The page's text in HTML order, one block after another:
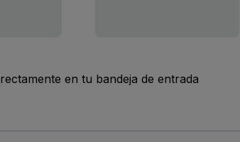
en tu bandeja de entrada